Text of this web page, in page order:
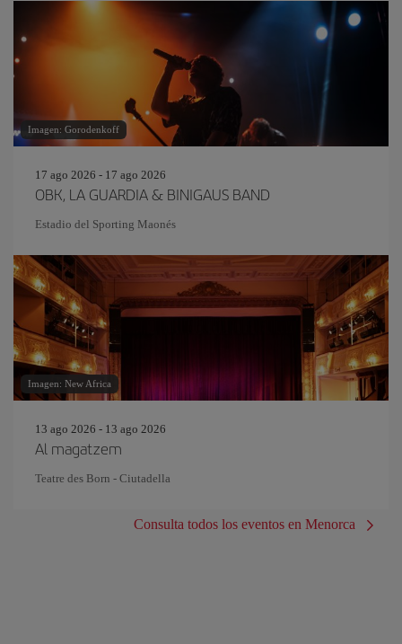
Imagen: Gorodenkoff
17 ago 2026 - 17 ago 2026
OBK, LA GUARDIA & BINIGAUS BAND
Estadio del Sporting Maonés
Imagen: New Africa
13 ago 2026 - 13 ago 2026
Al magatzem
Teatre des Born - Ciutadella
Consulta todos los eventos en Menorca